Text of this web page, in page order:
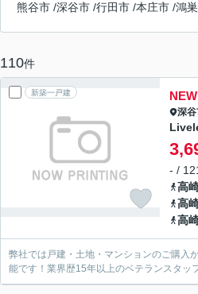
熊谷市 /深谷市 /行田市 /本庄市 /鴻
110件
新築一戸建 NEW
深
- /
高
高
高
弊社では戸建・土地・マンションのご購入
能です！業界歴15年以上のベテランスタッ